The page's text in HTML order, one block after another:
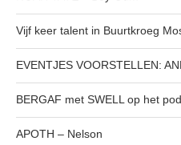
Vijf keer talent in Buurtkroeg
EVENTJES VOORSTELLEN:
BERGAF met SWELL op het
APOTH – Nelson